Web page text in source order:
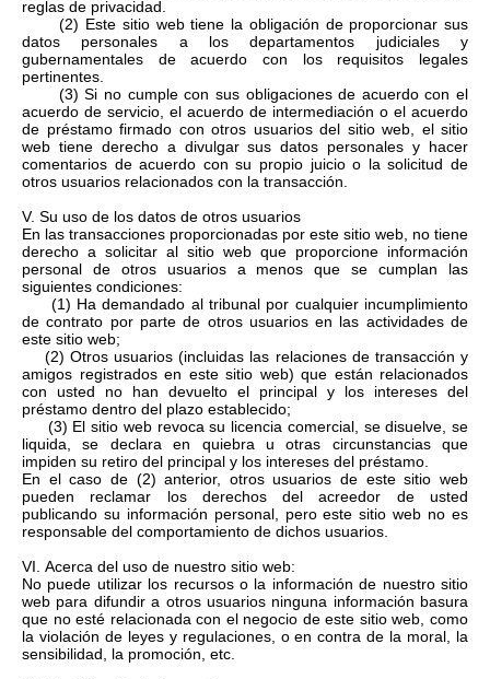
reglas de privacidad.
(2) Este sitio web tiene la obligación de proporcionar sus
datos personales a los departamentos judiciales y
gubernamentales de acuerdo con los requisitos legales
pertinentes.
(3) Si no cumple con sus obligaciones de acuerdo con el
acuerdo de servicio, el acuerdo de intermediación o el acuerdo
de préstamo firmado con otros usuarios del sitio web, el sitio
web tiene derecho a divulgar sus datos personales y hacer
comentarios de acuerdo con su propio juicio o la solicitud de
otros usuarios relacionados con la transacción.
V. Su uso de los datos de otros usuarios
En las transacciones proporcionadas por este sitio web, no tiene
derecho a solicitar al sitio web que proporcione información
personal de otros usuarios a menos que se cumplan las
siguientes condiciones:
(1) Ha demandado al tribunal por cualquier incumplimiento
de contrato por parte de otros usuarios en las actividades de
este sitio web;
(2) Otros usuarios (incluidas las relaciones de transacción y
amigos registrados en este sitio web) que están relacionados
con usted no han devuelto el principal y los intereses del
préstamo dentro del plazo establecido;
(3) El sitio web revoca su licencia comercial, se disuelve, se
liquida, se declara en quiebra u otras circunstancias que
impiden su retiro del principal y los intereses del préstamo.
En el caso de (2) anterior, otros usuarios de este sitio web
pueden reclamar los derechos del acreedor de usted
publicando su información personal, pero este sitio web no es
responsable del comportamiento de dichos usuarios.
VI. Acerca del uso de nuestro sitio web:
No puede utilizar los recursos o la información de nuestro sitio
web para difundir a otros usuarios ninguna información basura
que no esté relacionada con el negocio de este sitio web, como
la violación de leyes y regulaciones, o en contra de la moral, la
sensibilidad, la promoción, etc.